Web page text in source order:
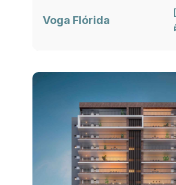
Voga Flórida